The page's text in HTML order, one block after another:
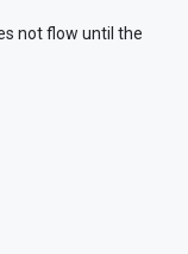
not flow until the